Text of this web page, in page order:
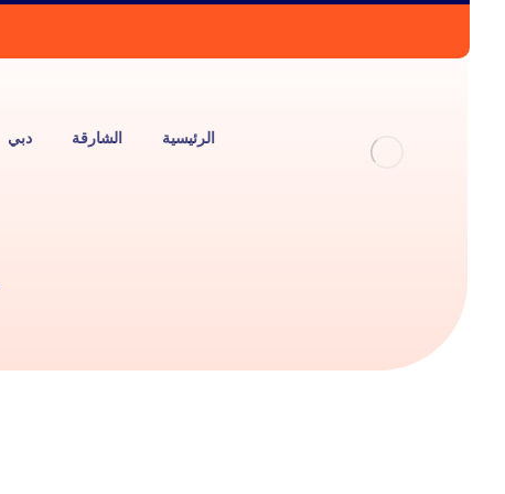
الرئيسية الشارقة دبي